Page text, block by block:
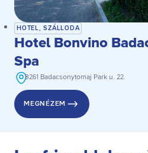
HOTEL, SZÁLLODA
Hotel Bonvino
Spa
8261 Badacsonytomaj Park u. 22.
MEGNÉZEM